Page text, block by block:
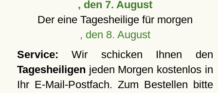
, den 7. August
Der eine Tagesheilige für morgen
, den 8. August
Service: Wir schicken Ihnen den
Tagesheiligen jeden Morgen kostenlos in
Ihr E-Mail-Postfach. Zum Bestellen bitte